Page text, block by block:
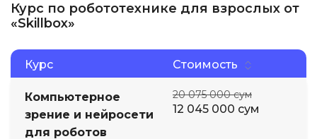
Курс по робототехнике для взрослых от
«Skillbox»
Курс Стоимость
Компьютерное
зрение и нейросети
для роботов
20 075 000 сум
12 045 000 сум